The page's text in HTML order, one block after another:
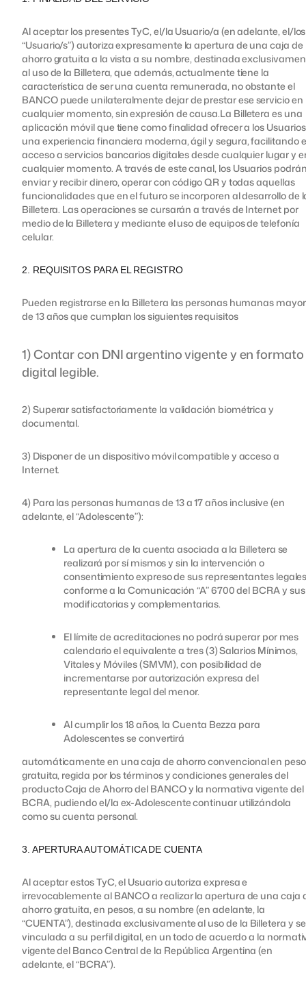
Al aceptar los presentes TyC, el/la Usuario/a (en adelante, el/los
“Usuario/s”) autoriza expresamente la apertura de una caja de
ahorro gratuita a la vista a su nombre, destinada
al uso de la Billetera, que además, actualmente tiene la
característica de ser una cuenta remunerada, no obstante el
BANCO puede unilateralmente dejar de prestar ese servicio en
cualquier momento, sin expresión de causa.La Billetera es una
aplicación móvil que tiene como finalidad ofrecer a los Usuarios
una experiencia financiera moderna, ágil y segura, facilitando
acceso a servicios bancarios digitales desde cualquier lugar y
cualquier momento. A través de este canal, los Usuarios
enviar y recibir dinero, operar con código QR y todas aquellas
funcionalidades que en el futuro se incorporen al desarrollo de
Billetera. Las operaciones se cursarán a través de Internet por
medio de la Billetera y mediante el uso de equipos de telefonía
celular.
2. REQUISITOS PARA EL REGISTRO
Pueden registrarse en la Billetera las personas humanas
de 13 años que cumplan los siguientes requisitos
1) Contar con DNI argentino vigente y en formato
digital legible.
2) Superar satisfactoriamente la validación biométrica y
documental.
3) Disponer de un dispositivo móvil compatible y acceso a
Internet.
4) Para las personas humanas de 13 a 17 años inclusive (en
adelante, el “Adolescente”):
La apertura de la cuenta asociada a la Billetera se
realizará por sí mismos y sin la intervención o
consentimiento expreso de sus representantes
conforme a la Comunicación “A” 6700 del BCRA y sus
modificatorias y complementarias.
El límite de acreditaciones no podrá superar por mes
calendario el equivalente a tres (3) Salarios Mínimos,
Vitales y Móviles (SMVM), con posibilidad de
incrementarse por autorización expresa del
representante legal del menor.
Al cumplir los 18 años, la Cuenta Bezza para
Adolescentes se convertirá
automáticamente en una caja de ahorro convencional en
gratuita, regida por los términos y condiciones generales del
producto Caja de Ahorro del BANCO y la normativa vigente del
BCRA, pudiendo el/la ex-Adolescente continuar utilizándola
como su cuenta personal.
3. APERTURA AUTOMÁTICA DE CUENTA
Al aceptar estos TyC, el Usuario autoriza expresa e
irrevocablemente al BANCO a realizar la apertura de una caja
ahorro gratuita, en pesos, a su nombre (en adelante, la
“CUENTA”), destinada exclusivamente al uso de la Billetera y
vinculada a su perfil digital, en un todo de acuerdo a la
vigente del Banco Central de la República Argentina (en
adelante, el “BCRA”).